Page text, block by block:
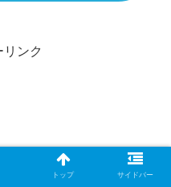
ンク
トップ サイドバー